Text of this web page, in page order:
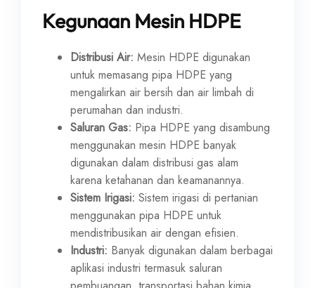
Kegunaan Mesin HDPE
Distribusi Air: Mesin HDPE digunakan
untuk memasang pipa HDPE yang
mengalirkan air bersih dan air limbah di
perumahan dan industri.
Saluran Gas: Pipa HDPE yang disambung
menggunakan mesin HDPE banyak
digunakan dalam distribusi gas alam
karena ketahanan dan keamanannya.
Sistem Irigasi: Sistem irigasi di pertanian
menggunakan pipa HDPE untuk
mendistribusikan air dengan efisien.
Industri: Banyak digunakan dalam berbagai
aplikasi industri termasuk saluran